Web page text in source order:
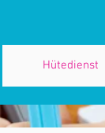
Hütedienst